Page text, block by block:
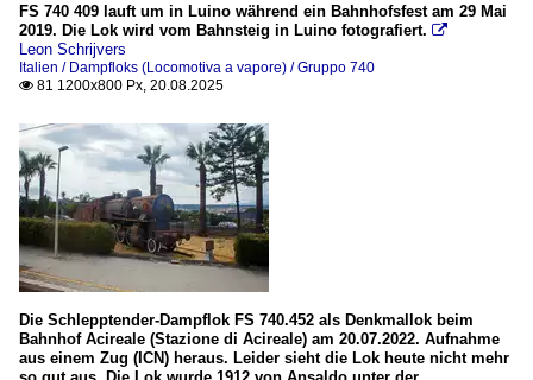
FS 740 409 lauft um in Luino während ein Bahnhofsfest am 29 Mai
2019. Die Lok wird vom Bahnsteig in Luino fotografiert. 
Leon Schrijvers
Italien / Dampfloks (Locomotiva a vapore) / Gruppo 740
 81 1200x800 Px, 20.08.2025
Die Schlepptender-Dampflok FS 740.452 als Denkmallok beim
Bahnhof Acireale (Stazione di Acireale) am 20.07.2022. Aufnahme
aus einem Zug (ICN) heraus. Leider sieht die Lok heute nicht mehr